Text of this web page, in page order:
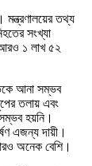
তথ্য
সংখ্যা
১ লাখ ৫২
আনা সম্ভব
তলায় এবং
হয়নি।
এজন্য দায়ী।
অনেক বেশি।